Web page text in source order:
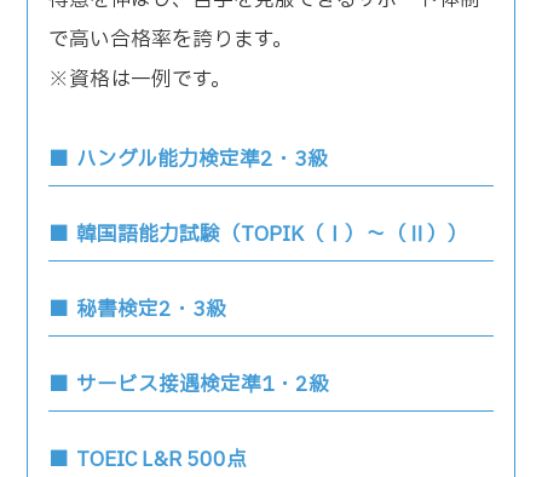
で高い合格率を誇ります。
※資格は一例です。
ハングル能力検定準2・3級
韓国語能力試験（TOPIK（Ⅰ）～（Ⅱ））
秘書検定2・3級
サービス接遇検定準1・2級
TOEIC L&R 500点